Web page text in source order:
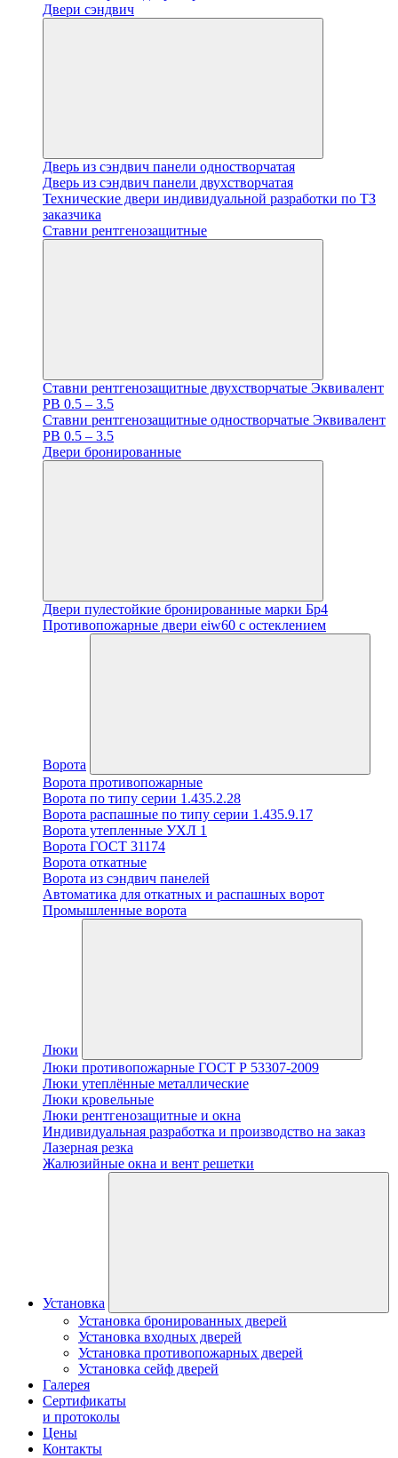
Двери сэндвич
Дверь из сэндвич панели одностворчатая
Дверь из сэндвич панели двухстворчатая
Технические двери индивидуальной разработки по ТЗ
заказчика
Ставни рентгенозащитные
Ставни рентгенозащитные двухстворчатые Эквивалент
PB 0.5 – 3.5
Ставни рентгенозащитные одностворчатые Эквивалент
PB 0.5 – 3.5
Двери бронированные
Двери пулестойкие бронированные марки Бр4
Противопожарные двери eiw60 с остеклением
Ворота
Ворота противопожарные
Ворота по типу серии 1.435.2.28
Ворота распашные по типу серии 1.435.9.17
Ворота утепленные УХЛ 1
Ворота ГОСТ 31174
Ворота откатные
Ворота из сэндвич панелей
Автоматика для откатных и распашных ворот
Промышленные ворота
Люки
Люки противопожарные ГОСТ Р 53307-2009
Люки утеплённые металлические
Люки кровельные
Люки рентгенозащитные и окна
Индивидуальная разработка и производство на заказ
Лазерная резка
Жалюзийные окна и вент решетки
Установка
Установка бронированных дверей
Установка входных дверей
Установка противопожарных дверей
Установка сейф дверей
Галерея
Сертификаты
и протоколы
Цены
Контакты